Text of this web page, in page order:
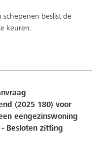
schepenen beslist de
keuren.
(2025 180) voor
eengezinswoning
Besloten zitting